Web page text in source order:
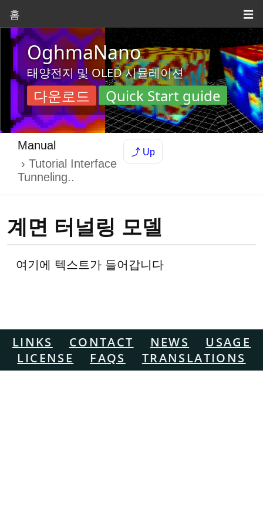
홈 ☰
OghmaNano
태양전지 및 OLED 시뮬레이션
다운로드 Quick Start guide
Manual
Tutorial Interface
Tunneling..
⤴ Up
계면 터널링 모델
여기에 텍스트가 들어갑니다
LINKS CONTACT NEWS
USAGE
LICENSE
FAQS TRANSLATIONS